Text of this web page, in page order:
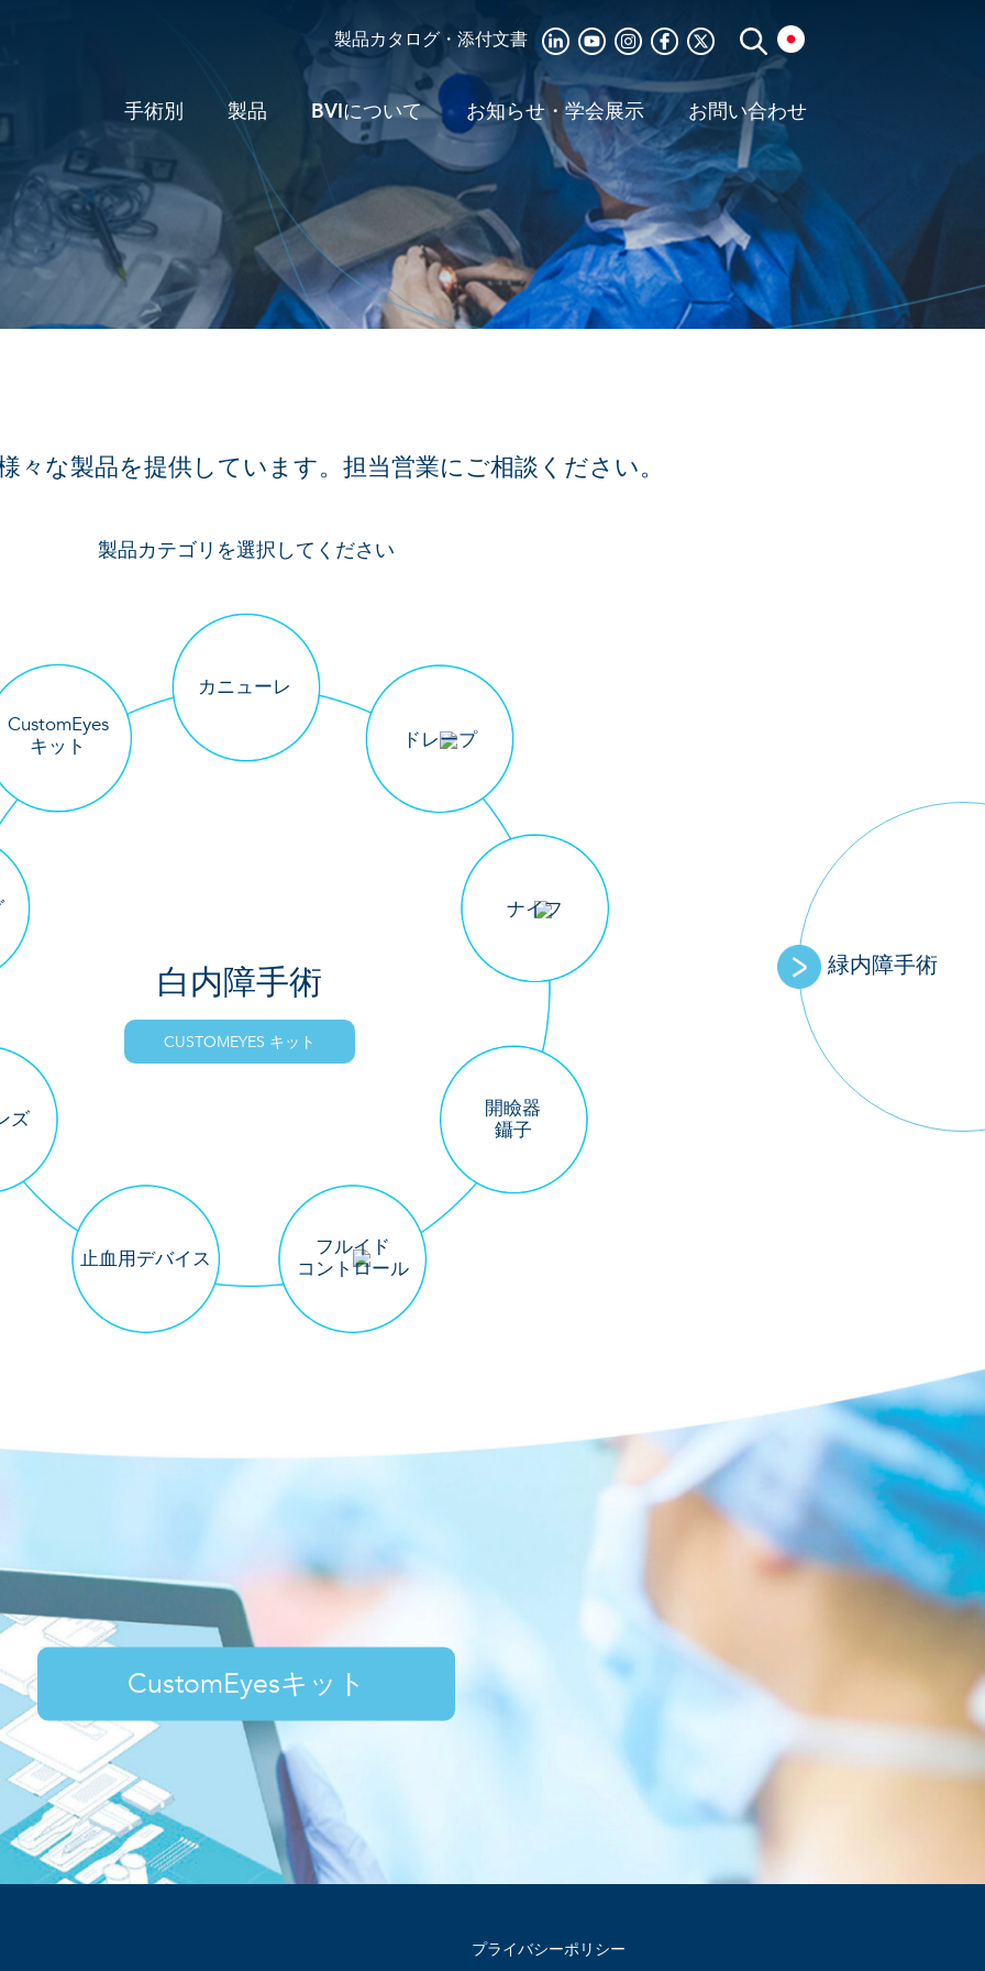
製品カタログ・添付文書
手術別 製品 BVIについて お知らせ・学会展示 お問い合わせ
々な製品を提供しています。担当営業にご相談ください。
製品カテゴリを選択してください
白内障手術
CUSTOMEYES キット
カニューレ
ドレープ
ナイフ
開瞼器
鑷子
ズ
フルイド
コントロール
止血用デバイス
CustomEyes
キット
緑内障手術
CustomEyesキット
プライバシーポリシー